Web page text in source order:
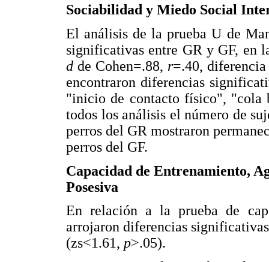
Sociabilidad y Miedo Social
El análisis de la prueba U de
significativas entre GR y GF, en
d de Cohen=.88, r=.40,
encontraron diferencias
"inicio de contacto físico", "cola
todos los análisis el número de
perros del GR mostraron
perros del GF.
Capacidad de Entrenamiento,
Posesiva
En relación a la prueba de
arrojaron diferencias
(zs<1.61, p>.05).